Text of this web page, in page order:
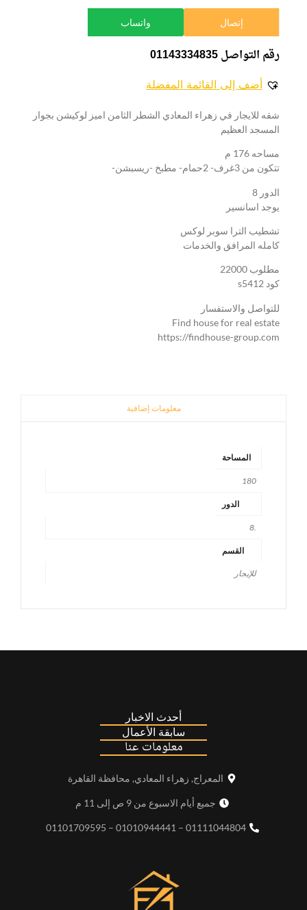
إتصال واتساب
رقم التواصل 01143334835
أضف إلى القائمة المفضلة
شقه للايجار في زهراء المعادي الشطر الثامن اميز لوكيشن بجوار
المسجد العظيم
مساحه 176 م
تتكون من 3غرف- 2حمام- مطبخ -ريسبشن-
الدور 8
يوجد اسانسير
تشطيب الترا سوبر لوكس
كامله المرافق والخدمات
مطلوب 22000
كود s5412
للتواصل والاستفسار
Find house for real estate
https://findhouse-group.com
معلومات إضافية
المساحة
180
الدور
القسم
للإيجار
أحدث الاخبار
سابقة الأعمال
معلومات عنا
المعراج, زهراء المعادي, محافظة القاهرة
جميع أيام الاسبوع من 9 ص إلى 11 م
01111044804 – 01010944441 – 01101709595